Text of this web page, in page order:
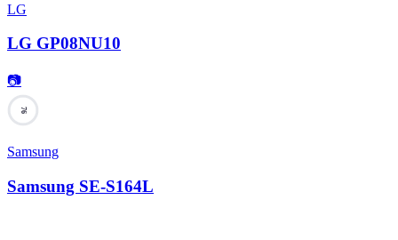
LG
LG GP08NU10
📷
76
Samsung
Samsung SE-S164L